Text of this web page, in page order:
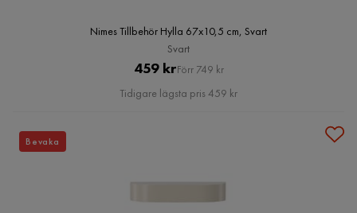
Nimes Tillbehör Hylla 67x10,5 cm, Svart
Svart
Pris
459 krOriginal
Pris
Förr 749 kr
Tidigare lägsta pris 459 kr
Bevaka